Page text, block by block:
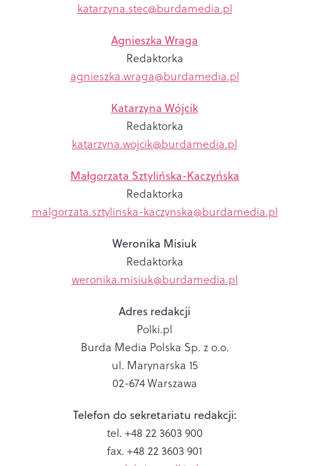
katarzyna.stec@burdamedia.pl
Agnieszka Wraga
Redaktorka
agnieszka.wraga@burdamedia.pl
Katarzyna Wójcik
Redaktorka
katarzyna.wojcik@burdamedia.pl
Małgorzata Sztylińska-Kaczyńska
Redaktorka
malgorzata.sztylinska-kaczynska@burdamedia.pl
Weronika Misiuk
Redaktorka
weronika.misiuk@burdamedia.pl
Adres redakcji
Polki.pl
Burda Media Polska Sp. z o.o.
ul. Marynarska 15
02-674 Warszawa
Telefon do sekretariatu redakcji:
tel. +48 22 3603 900
fax. +48 22 3603 901